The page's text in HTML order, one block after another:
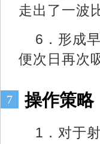
走出了一
6．形成
便次日再
7 操作策略
1．对于